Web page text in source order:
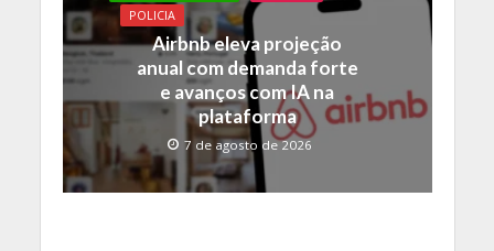
POLICIA
Airbnb eleva projeção
anual com demanda forte
e avanços com IA na
plataforma
7 de agosto de 2026